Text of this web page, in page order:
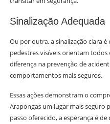
Sinalização Adequada
Ou por outra, a sinalização clara é
pedestres visíveis orientam todos
diferença na prevenção de
comportamentos mais seguros.
Essas ações demonstram o
Arapongas um lugar mais seguro
passo oferecido, a esperança é